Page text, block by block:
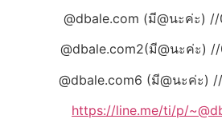
@dbale.com (มี@นะค่ะ)
@dbale.com2(มี@นะค่ะ)
@dbale.com6 (มี@นะค่ะ)
https://line.me/ti/p/